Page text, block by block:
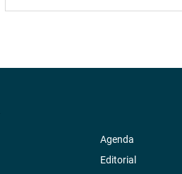
Agenda
Editorial